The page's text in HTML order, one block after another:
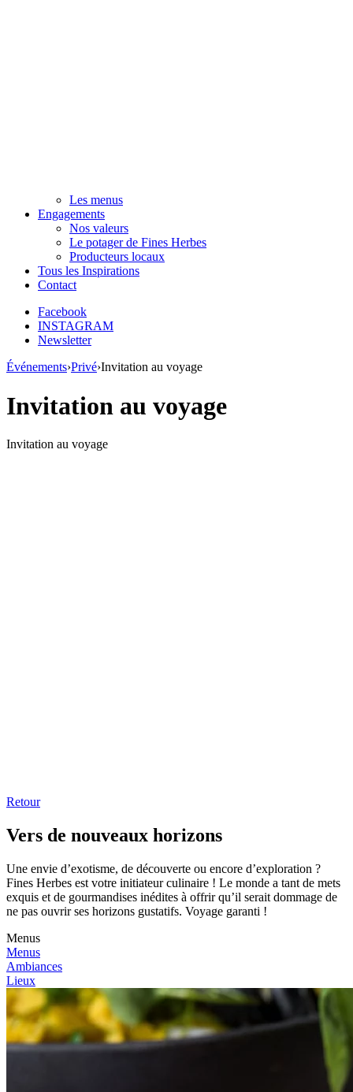
Les menus
Engagements
Nos valeurs
Le potager de Fines Herbes
Producteurs locaux
Tous les Inspirations
Contact
Facebook
INSTAGRAM
Newsletter
Événements›Privé›Invitation au voyage
Invitation au voyage
Invitation au voyage
Retour
Vers de nouveaux horizons
Une envie d’exotisme, de découverte ou encore d’exploration ?
Fines Herbes est votre initiateur culinaire ! Le monde a tant de mets
exquis et de gourmandises inédites à offrir qu’il serait dommage de
ne pas ouvrir ses horizons gustatifs. Voyage garanti !
Menus
Menus
Ambiances
Lieux